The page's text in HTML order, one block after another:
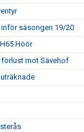
säsongen 19/20
Höör
mot Sävehof